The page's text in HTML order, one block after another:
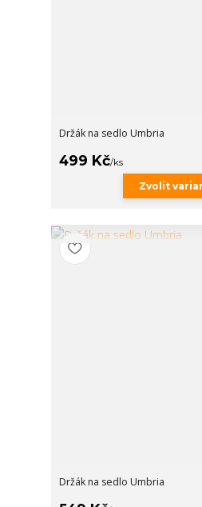
Držák na sedlo Umbria
499 Kč/ks
Zvolit
Držák na sedlo Umbria